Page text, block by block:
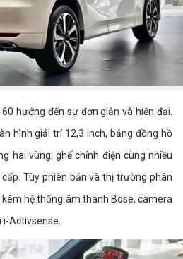
hướng đến sự đơn giản và hiện đại.
hình giải trí 12,3 inch, bảng đồng hồ
hai vùng, ghế chỉnh điện cùng nhiều
Tùy phiên bản và thị trường phân
hệ thống âm thanh Bose, camera
Activsense.